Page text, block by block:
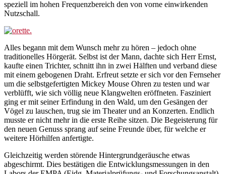
speziell im hohen Frequenzbereich den von vorne einwirkenden
Nutzschall.
Alles begann mit dem Wunsch mehr zu hören – jedoch ohne
traditionelles Hörgerät. Selbst ist der Mann, dachte sich Herr Ernst,
kaufte einen Trichter, schnitt ihn in zwei Hälften und verband diese
mit einem gebogenen Draht. Erfreut setzte er sich vor den Fernseher
um die selbstgefertigten Mickey Mouse Ohren zu testen und war
verblüfft, wie sich völlig neue Klangwelten eröffneten. Fasziniert
ging er mit seiner Erfindung in den Wald, um den Gesängen der
Vögel zu lauschen, trug sie im Theater und an Konzerten. Endlich
musste er nicht mehr in die erste Reihe sitzen. Die Begeisterung für
den neuen Genuss sprang auf seine Freunde über, für welche er
weitere Hörhilfen anfertigte.
Gleichzeitig werden störende Hintergrundgeräusche etwas
abgeschirmt. Dies bestätigen die Entwicklungsmessungen in den